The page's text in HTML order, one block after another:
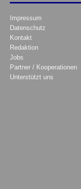
Impressum
Datenschutz
Kontakt
Redaktion
Jobs
Partner / Kooperationen
Unterstützt uns